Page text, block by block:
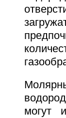
могут